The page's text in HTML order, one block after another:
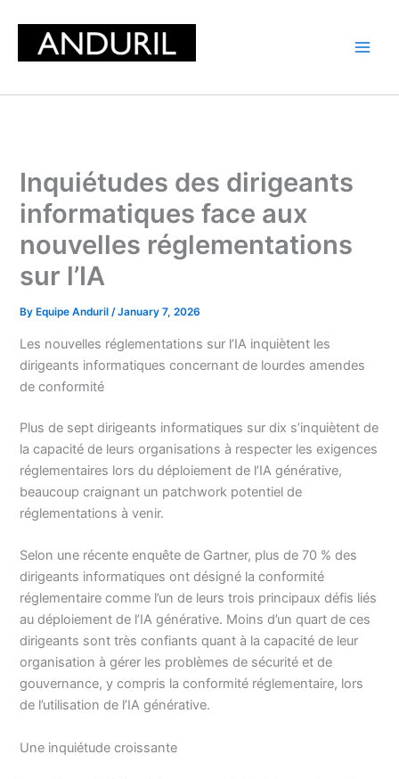
content
Inquiétudes des dirigeants
informatiques face aux
nouvelles réglementations
sur l’IA
By Equipe Anduril/January 7, 2026
Les nouvelles réglementations sur l’IA inquiètent les
dirigeants informatiques concernant de lourdes amendes
de conformité
Plus de sept dirigeants informatiques sur dix s’inquiètent de
la capacité de leurs organisations à respecter les exigences
réglementaires lors du déploiement de l’IA générative,
beaucoup craignant un patchwork potentiel de
réglementations à venir.
Selon une récente enquête de Gartner, plus de 70 % des
dirigeants informatiques ont désigné la conformité
réglementaire comme l’un de leurs trois principaux défis liés
au déploiement de l’IA générative. Moins d’un quart de ces
dirigeants sont très confiants quant à la capacité de leur
organisation à gérer les problèmes de sécurité et de
gouvernance, y compris la conformité réglementaire, lors
de l’utilisation de l’IA générative.
Une inquiétude croissante